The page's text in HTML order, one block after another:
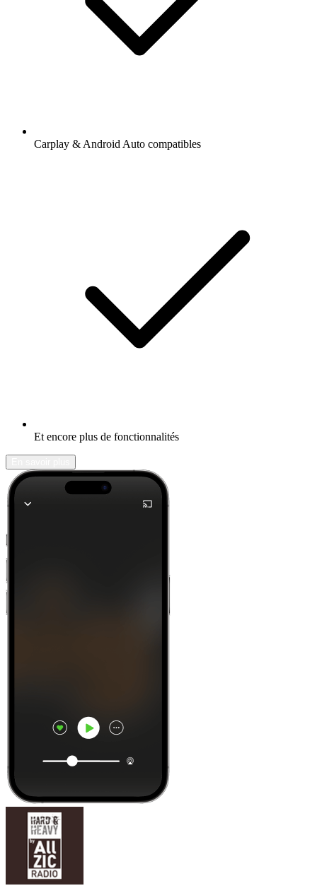
Carplay & Android Auto compatibles
Et encore plus de fonctionnalités